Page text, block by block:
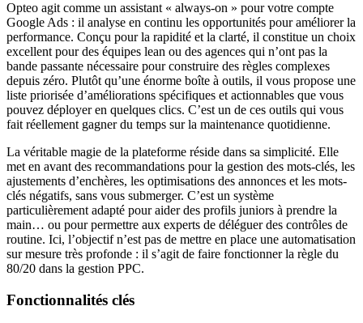
Opteo agit comme un assistant « always-on » pour votre compte
Google Ads : il analyse en continu les opportunités pour améliorer la
performance. Conçu pour la rapidité et la clarté, il constitue un choix
excellent pour des équipes lean ou des agences qui n’ont pas la
bande passante nécessaire pour construire des règles complexes
depuis zéro. Plutôt qu’une énorme boîte à outils, il vous propose une
liste priorisée d’améliorations spécifiques et actionnables que vous
pouvez déployer en quelques clics. C’est un de ces outils qui vous
fait réellement gagner du temps sur la maintenance quotidienne.
La véritable magie de la plateforme réside dans sa simplicité. Elle
met en avant des recommandations pour la gestion des mots-clés, les
ajustements d’enchères, les optimisations des annonces et les mots-
clés négatifs, sans vous submerger. C’est un système
particulièrement adapté pour aider des profils juniors à prendre la
main… ou pour permettre aux experts de déléguer des contrôles de
routine. Ici, l’objectif n’est pas de mettre en place une automatisation
sur mesure très profonde : il s’agit de faire fonctionner la règle du
80/20 dans la gestion PPC.
Fonctionnalités clés